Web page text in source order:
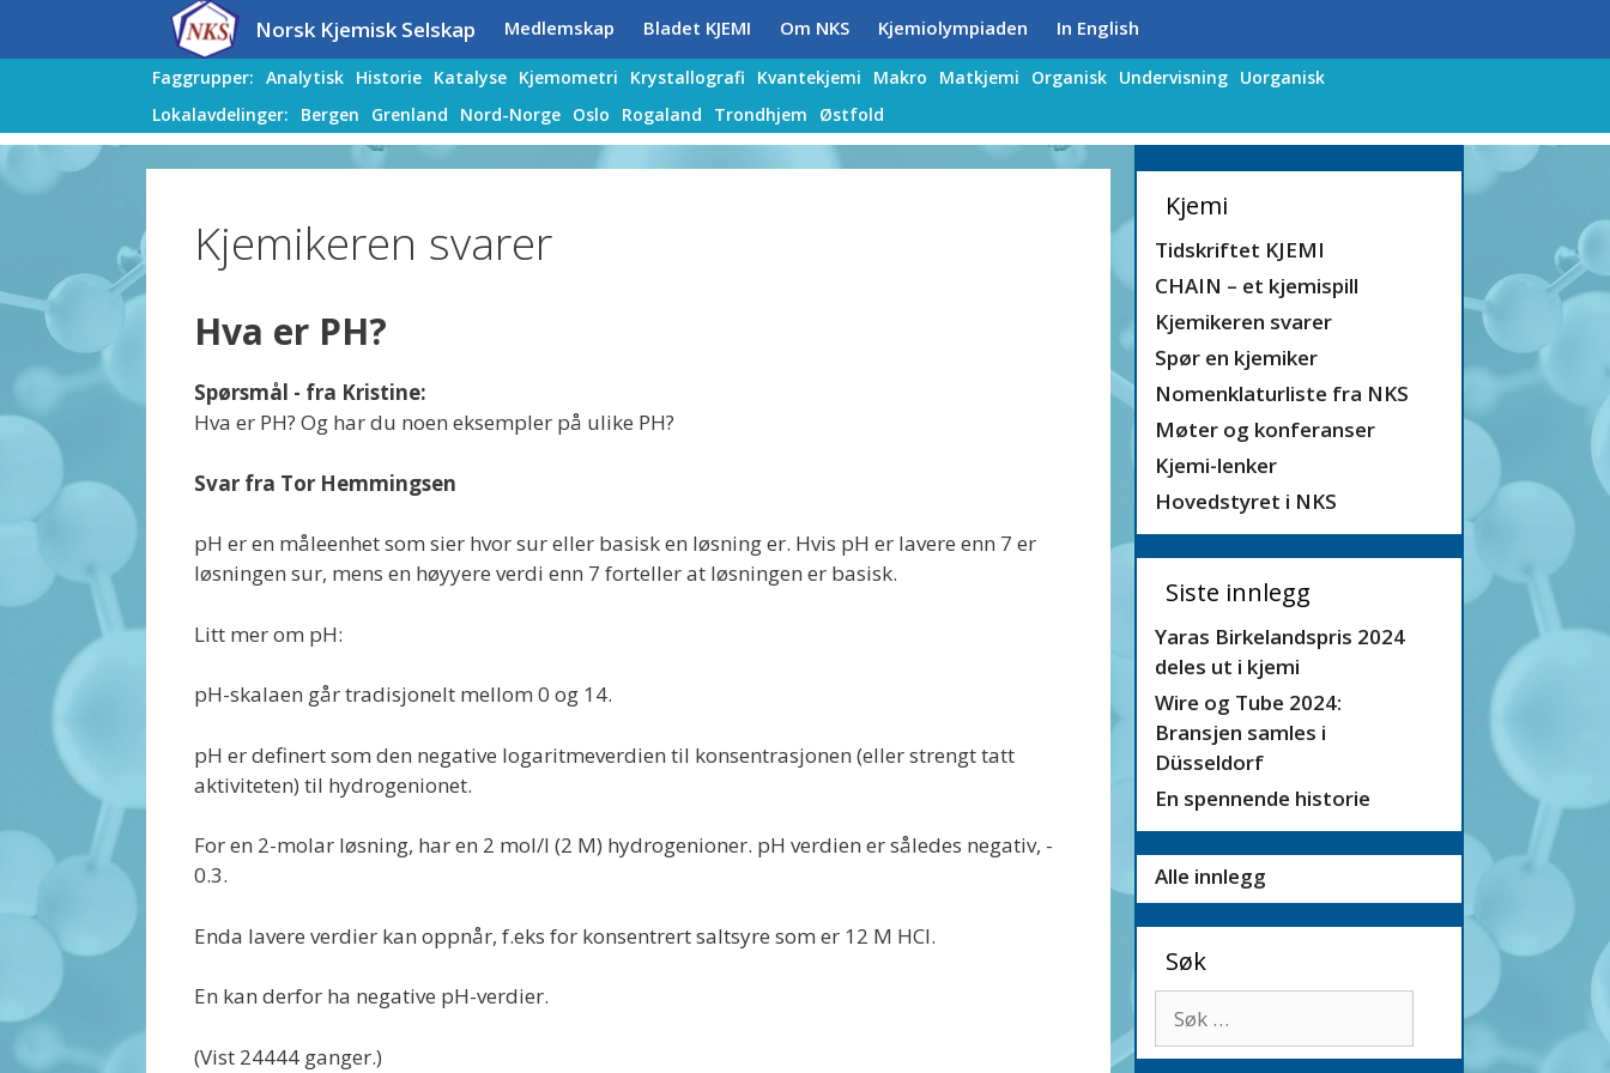
Norsk Kjemisk Selskap Medlemskap Bladet KJEMI Om NKS Kjemiolympiaden In English
Faggrupper: Analytisk Historie Katalyse Kjemometri Krystallografi Kvantekjemi Makro Matkjemi Organisk Undervisning Uorganisk
Lokalavdelinger:
Bergen Grenland Nord-Norge Oslo Rogaland Trondhjem Østfold
Kjemikeren svarer
Hva er PH?
Spørsmål - fra Kristine:
Hva er PH? Og har du noen eksempler på ulike PH?
Svar fra Tor Hemmingsen
pH er en måleenhet som sier hvor sur eller basisk en løsning er. Hvis pH er lavere enn 7 er
løsningen sur, mens en høyyere verdi enn 7 forteller at løsningen er basisk.
Litt mer om pH:
pH-skalaen går tradisjonelt mellom 0 og 14.
pH er definert som den negative logaritmeverdien til konsentrasjonen (eller strengt tatt
aktiviteten) til hydrogenionet.
For en 2-molar løsning, har en 2 mol/l (2 M) hydrogenioner. pH verdien er således negativ, -
0.3.
Enda lavere verdier kan oppnår, f.eks for konsentrert saltsyre som er 12 M HCl.
En kan derfor ha negative pH-verdier.
(Vist 24444 ganger.)
Kjemi
Tidskriftet KJEMI
CHAIN – et kjemispill
Kjemikeren svarer
Spør en kjemiker
Nomenklaturliste fra NKS
Møter og konferanser
Kjemi-lenker
Hovedstyret i NKS
Siste innlegg
Yaras Birkelandspris 2024
deles ut i kjemi
Wire og Tube 2024:
Bransjen samles i
Düsseldorf
En spennende historie
Alle innlegg
Søk
etter: